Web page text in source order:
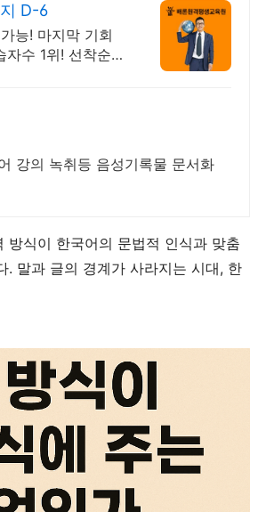
D-6
능! 마지막 기회
수 1위! 선착순
강의 녹취등 음성기록물 문서화
방식이 한국어의 문법적 인식과 맞춤
. 말과 글의 경계가 사라지는 시대, 한